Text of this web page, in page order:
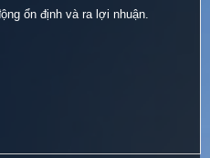
ổn định và ra lợi nhuận.